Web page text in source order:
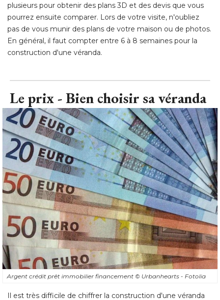
construction d'une véranda.
Le prix - Bien choisir sa véranda
Argent crédit prêt immobilier financement© Urbanhearts - Fotolia
Il est très difficile de chiffrer la construction d'une véranda
car l'enveloppe à prévoir varie énormément en fonction de
la superficie, des matériaux utilisés et du nombre